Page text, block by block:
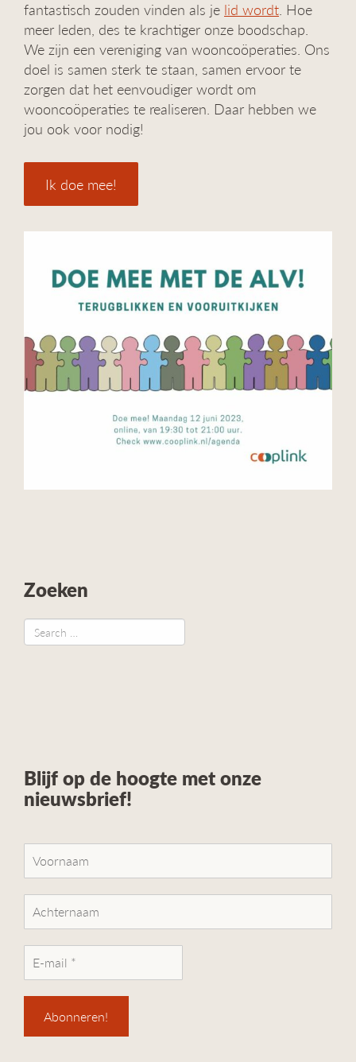
fantastisch zouden vinden als je lid wordt. Hoe
meer leden, des te krachtiger onze boodschap.
We zijn een vereniging van wooncoöperaties. Ons
doel is samen sterk te staan, samen ervoor te
zorgen dat het eenvoudiger wordt om
wooncoöperaties te realiseren. Daar hebben we
jou ook voor nodig!
Ik doe mee!
Zoeken
Blijf op de hoogte met onze
nieuwsbrief!